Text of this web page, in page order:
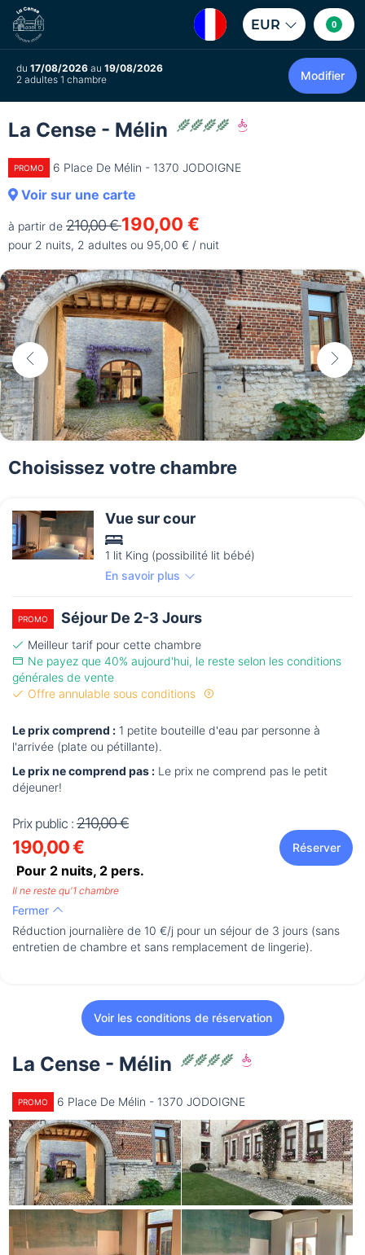
EUR 0
du 17/08/2026 au 19/08/2026
2 adultes 1 chambre
Modifier
La Cense - Mélin
PROMO 6 Place De Mélin - 1370 JODOIGNE
Voir sur une carte
à partir de 210,00 €190,00 €
pour 2 nuits, 2 adultes ou 95,00 € / nuit
Choisissez votre chambre
Vue sur cour
1 lit King (possibilité lit bébé)
En savoir plus
PROMO Séjour De 2-3 Jours
Meilleur tarif pour cette chambre
Ne payez que 40% aujourd'hui, le reste selon les conditions
générales de vente
Offre annulable sous conditions
Le prix comprend : 1 petite bouteille d'eau par personne à
l'arrivée (plate ou pétillante).
Le prix ne comprend pas : Le prix ne comprend pas le petit
déjeuner!
Prix public : 210,00 €
190,00 €
Pour 2 nuits, 2 pers.
Réserver
Il ne reste qu'1 chambre
Fermer
Réduction journalière de 10 €/j pour un séjour de 3 jours (sans
entretien de chambre et sans remplacement de lingerie).
Voir les conditions de réservation
La Cense - Mélin
PROMO 6 Place De Mélin - 1370 JODOIGNE